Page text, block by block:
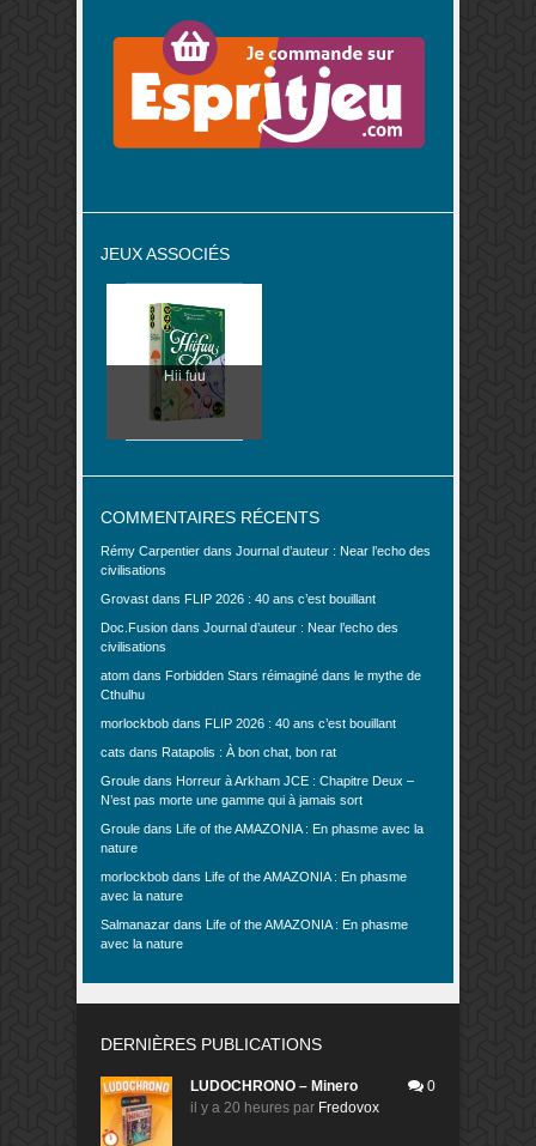
JEUX ASSOCIÉS
Hii fuu
COMMENTAIRES RÉCENTS
Rémy Carpentier dans Journal d’auteur : Near l’echo des
civilisations
Grovast dans FLIP 2026 : 40 ans c’est bouillant
Doc.Fusion dans Journal d’auteur : Near l’echo des
civilisations
atom dans Forbidden Stars réimaginé dans le mythe de
Cthulhu
morlockbob dans FLIP 2026 : 40 ans c’est bouillant
cats dans Ratapolis : À bon chat, bon rat
Groule dans Horreur à Arkham JCE : Chapitre Deux –
N’est pas morte une gamme qui à jamais sort
Groule dans Life of the AMAZONIA : En phasme avec la
nature
morlockbob dans Life of the AMAZONIA : En phasme
avec la nature
Salmanazar dans Life of the AMAZONIA : En phasme
avec la nature
DERNIÈRES PUBLICATIONS
LUDOCHRONO – Minero
il y a 20 heures par Fredovox
0